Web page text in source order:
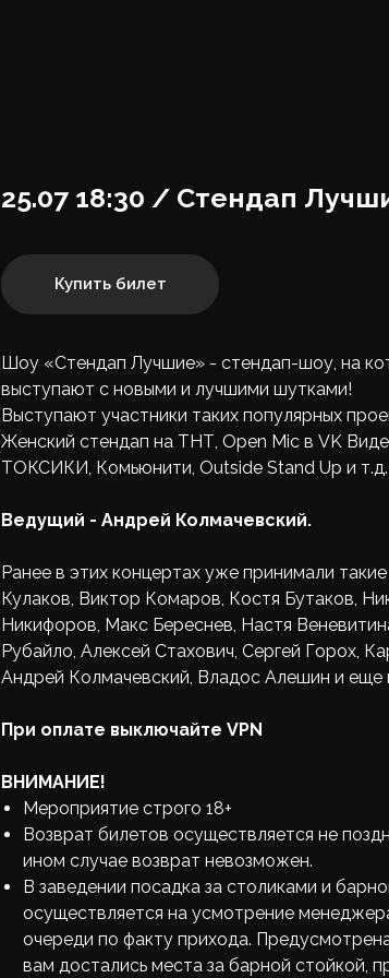
Шоу «Cтендап Лучшие» - стендап-шоу, на
выступают с новыми и лучшими шутками!
Выступают участники таких популярных
Женский стендап на ТНТ, Open Mic в VK
ТОКСИКИ, Комьюнити, Outside Stand Up и т.д.
Ведущий - Андрей Колмачевский.
Ранее в этих концертах уже принимали
Кулаков, Виктор Комаров, Костя Бутаков,
Никифоров, Макс Береснев, Настя
Рубайло, Алексей Стахович, Сергей Горох,
Андрей Колмачевский, Владос Алешин и еще
При оплате выключайте VPN
ВНИМАНИЕ!
Мероприятие строго 18+
Возврат билетов осуществляется не
ином случае возврат невозможен.
В заведении посадка за столиками и
осуществляется на усмотрение
очереди по факту прихода.
вам достались места за барной стойкой,
25.07 18:30 / Cтендап
Купить билет